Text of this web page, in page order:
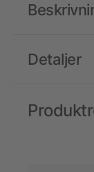
Detaljer